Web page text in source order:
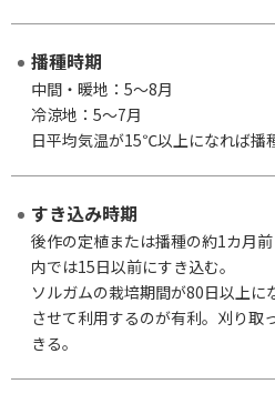
播種時期
中間・暖地：5～8月
冷涼地：5～7月
日平均気温が15℃以上になれば播
すき込み時期
後作の定植または播種の約1カ月
内では15日以前にすき込む。
ソルガムの栽培期間が80日以上
させて利用するのが有利。刈り取
きる。